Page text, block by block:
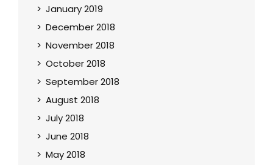
January 2019
December 2018
November 2018
October 2018
September 2018
August 2018
July 2018
June 2018
May 2018